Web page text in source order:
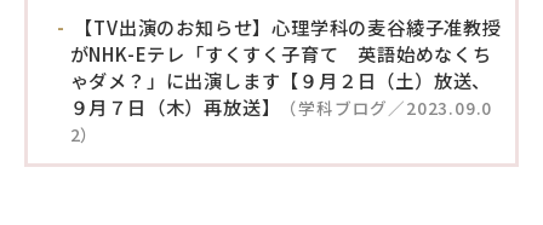
【TV出演のお知らせ】心理学科の麦谷綾子准教授
がNHK-Eテレ「すくすく子育て 英語始めなくち
ゃダメ？」に出演します【９月２日（土）放送、
９月７日（木）再放送】
（学科ブログ／2023.09.0
2）